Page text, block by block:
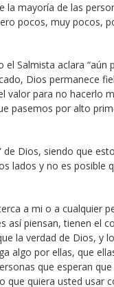
mayoría de las
pocos, muy pocos,
Salmista aclara “aún
Dios permanece
valor para no hacerlo
pasemos por alto
Dios, siendo que
lados y no es posible
a mi o a cualquier
así piensan, tienen el
la verdad de Dios, y
algo por ellas, que
que esperan
que quiera usted usar